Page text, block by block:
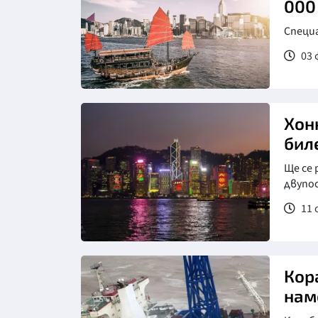
000
03
Щe ce
11